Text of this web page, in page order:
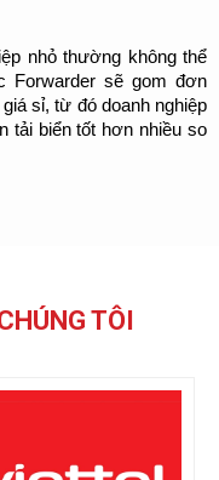
nhỏ thường không thể
Forwarder sẽ gom đơn
sỉ, từ đó doanh nghiệp
biển tốt hơn nhiều so
TÔI